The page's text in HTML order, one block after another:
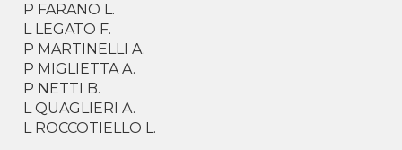
P FARANO L.
L LEGATO F.
P MARTINELLI A.
P MIGLIETTA A.
P NETTI B.
L QUAGLIERI A.
L ROCCOTIELLO L.